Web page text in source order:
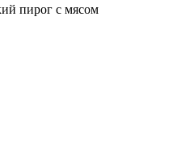
пирог с мясом